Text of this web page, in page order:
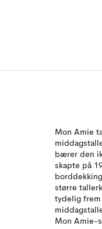
Mon Amie
bærer den
skapte på
større
tydelig frem
Mon Amie-